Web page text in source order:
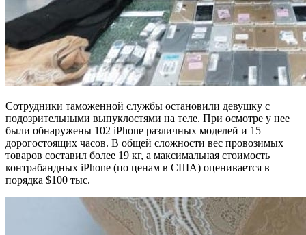
Сотрудники таможенной службы остановили девушку с
подозрительными выпуклостями на теле. При осмотре у нее
были обнаружены 102 iPhone различных моделей и 15
дорогостоящих часов. В общей сложности вес провозимых
товаров составил более 19 кг, а максимальная стоимость
контрабандных iPhone (по ценам в США) оценивается в
порядка $100 тыс.